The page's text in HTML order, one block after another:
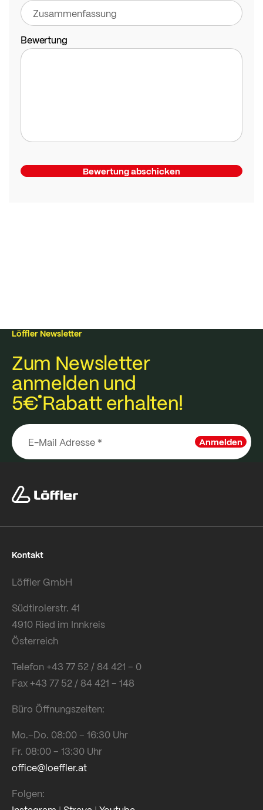
Bewertung
Bewertung abschicken
Löffler Newsletter
Zum Newsletter
anmelden und
5€Rabatt erhalten!
Anmelden
Kontakt
Löffler GmbH
Südtirolerstr. 41
4910 Ried im Innkreis
Österreich
Telefon +43 77 52 / 84 421 – 0
Fax +43 77 52 / 84 421 – 148
Büro Öffnungszeiten:
Mo.–Do. 08:00 – 16:30 Uhr
Fr. 08:00 – 13:30 Uhr
office@loeffler.at
Folgen: